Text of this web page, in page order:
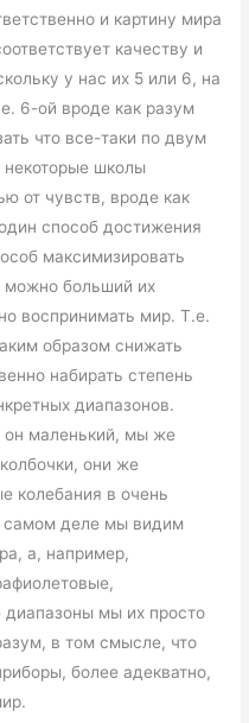
и картину мира
качеству и
у нас их 5 или 6, на
6-ой вроде как разум
что все-таки по двум
школы
от чувств, вроде как
способ достижения
максимизировать
можно больший их
воспринимать мир. Т.е.
образом снижать
набирать степень
диапазонов.
он маленький, мы же
они же
колебания в очень
самом деле мы видим
а, например,
диапазоны мы их просто
в том смысле, что
более адекватно,